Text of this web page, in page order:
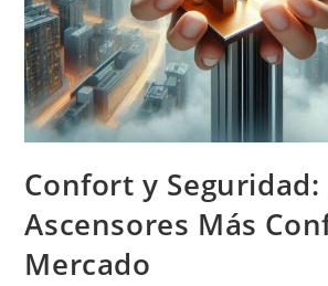
Confort y Seguridad:
Ascensores Más
Mercado